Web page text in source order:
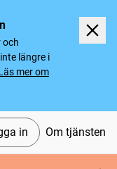
och
längre i
mer om
in Om tjänsten